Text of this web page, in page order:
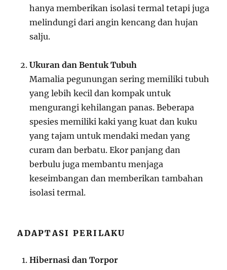
hanya memberikan isolasi termal tetapi juga
melindungi dari angin kencang dan hujan
salju.
Ukuran dan Bentuk Tubuh
Mamalia pegunungan sering memiliki tubuh
yang lebih kecil dan kompak untuk
mengurangi kehilangan panas. Beberapa
spesies memiliki kaki yang kuat dan kuku
yang tajam untuk mendaki medan yang
curam dan berbatu. Ekor panjang dan
berbulu juga membantu menjaga
keseimbangan dan memberikan tambahan
isolasi termal.
ADAPTASI PERILAKU
Hibernasi dan Torpor